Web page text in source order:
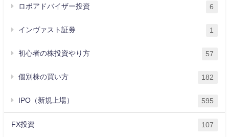
ロボアドバイザー投資 6
インヴァスト証券 1
初心者の株投資やり方 57
個別株の買い方 182
IPO（新規上場） 595
FX投資 107